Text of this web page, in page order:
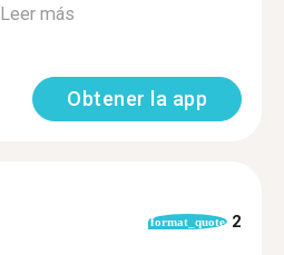
Leer más
Obtener la app
format_quote 2